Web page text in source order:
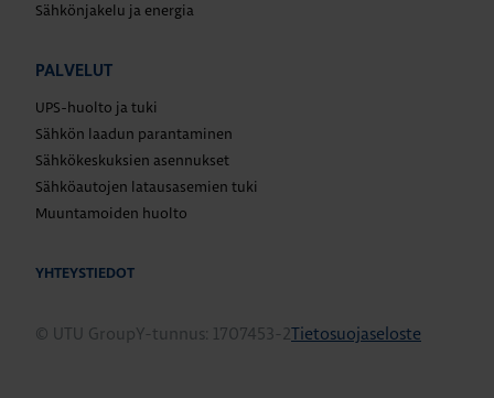
Sähkönjakelu ja energia
PALVELUT
UPS-huolto ja tuki
Sähkön laadun parantaminen
Sähkökeskuksien asennukset
Sähköautojen latausasemien tuki
Muuntamoiden huolto
YHTEYSTIEDOT
© UTU GroupY-tunnus: 1707453-2Tietosuojaseloste